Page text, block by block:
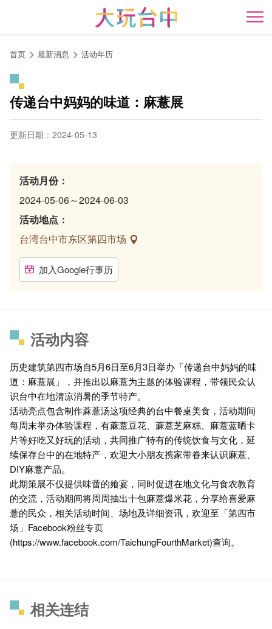
开
首页 最新消息 活动年历
传递台中妈妈的味道：麻薏展
更新日期：2024-05-13
活动月份：
2024-05-06～2024-06-03
活动地点：
台湾台中市东区第四市场
加入Google行事历
活动内容
历史建筑第四市场自5月6日至6月3日举办「传递台中妈妈的味
道：麻薏展」，并推出以麻薏为主题的体验课程，带领民众认
识台中在地清凉消暑的季节特产。
活动亮点包含制作蔴薏汤这项经典的台中餐桌美食，活动期间
每周末举办体验课程，有蔴薏豆花、蔴薏芝麻糕、麻薏蓝晒卡
片等好吃又好玩的活动，共同推广特有的传统饮食与文化，延
续保存台中的在地特产，欢迎大小朋友携家带眷来认识麻薏、
DIY麻薏产品。
此期策展不仅提供味蕾的飨宴，同时促进在地文化与食农教育
的交流，活动期间将周周抽出十包麻薏爆米花，分享给喜爱麻
薏的民众，相关活动时间、场地及详细资讯，欢迎至「第四市
场」Facebook粉丝专页
(https://www.facebook.com/TaichungFourthMarket)查询。
相关连结